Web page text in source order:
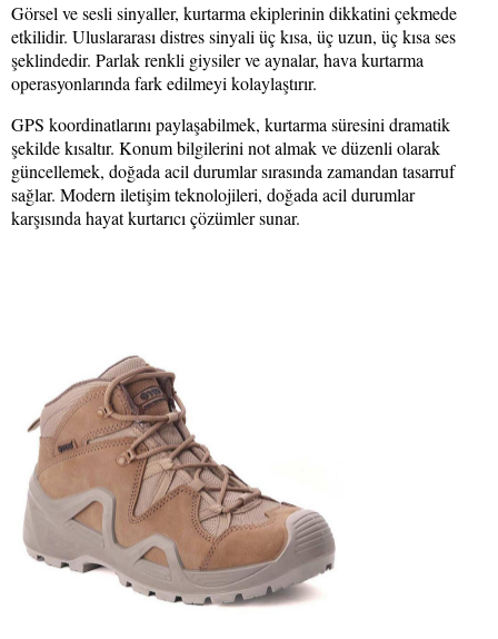
Görsel ve sesli sinyaller, kurtarma ekiplerinin dikkatini çekmede
etkilidir. Uluslararası distres sinyali üç kısa, üç uzun, üç kısa ses
şeklindedir. Parlak renkli giysiler ve aynalar, hava kurtarma
operasyonlarında fark edilmeyi kolaylaştırır.
GPS koordinatlarını paylaşabilmek, kurtarma süresini dramatik
şekilde kısaltır. Konum bilgilerini not almak ve düzenli olarak
güncellemek, doğada acil durumlar sırasında zamandan tasarruf
sağlar. Modern iletişim teknolojileri, doğada acil durumlar
karşısında hayat kurtarıcı çözümler sunar.